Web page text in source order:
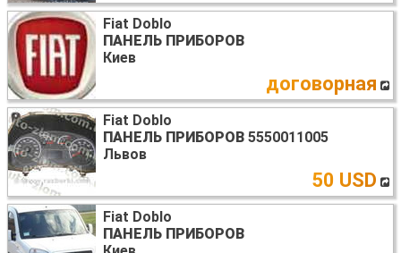
Fiat Doblo
ПАНЕЛЬ ПРИБОРОВ
Киев
договорная
Fiat Doblo
ПАНЕЛЬ ПРИБОРОВ 5550011005
Львов
50 USD
Fiat Doblo
ПАНЕЛЬ ПРИБОРОВ